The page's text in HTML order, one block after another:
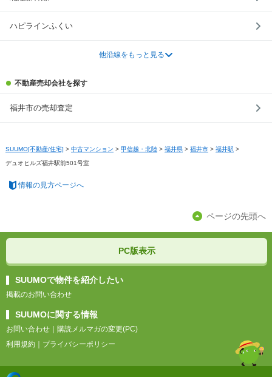
ハピラインふくい
他沿線をもっと見る
不動産売却会社を探す
福井市の売却査定
SUUMO[不動産/住宅] > 中古マンション > 甲信越・北陸 > 福井県 > 福井市 > 福井駅 >
デュオヒルズ福井駅前501号室
情報の見方ページへ
ページの先頭へ
PC版表示
SUUMOで物件を紹介したい
掲載のお問い合わせ
SUUMOに関する情報
お問い合わせ
購読メルマガの変更(PC)
利用規約
プライバシーポリシー